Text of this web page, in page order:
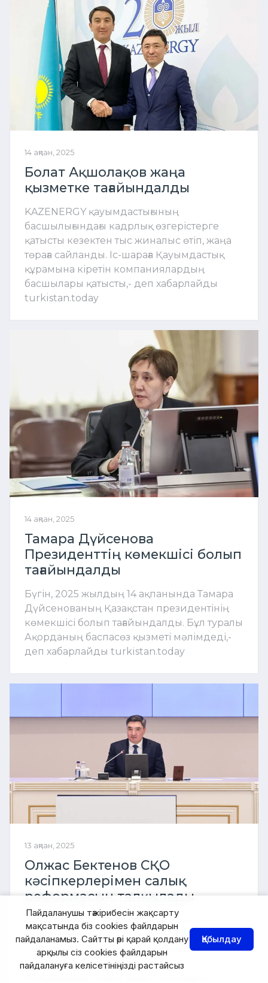
Пайдаланушы тәжірибесін жақсарту
мақсатында біз cookies файлдарын
пайдаланамыз. Сайтты әрі қарай қолдану
арқылы сіз cookies файлдарын
пайдалануға келісетініңізді растайсыз
Қабылдау
14 ақпан, 2025
Болат Ақшолақов жаңа
қызметке тағайындалды
KAZENERGY қауымдастығының
басшылығындағы кадрлық өзгерістерге
қатысты кезектен тыс жиналыс өтіп, жаңа
төраға сайланды. Іс-шараға Қауымдастық
құрамына кіретін компаниялардың
басшылары қатысты,- деп хабарлайды
turkistan.today
14 ақпан, 2025
Тамара Дүйсенова
Президенттің көмекшісі болып
тағайындалды
Бүгін, 2025 жылдың 14 ақпанында Тамара
Дүйсенованың Қазақстан президентінің
көмекшісі болып тағайындалды. Бұл туралы
Ақорданың баспасөз қызметі мәлімдеді,-
деп хабарлайды turkistan.today
13 ақпан, 2025
Олжас Бектенов СҚО
кәсіпкерлерімен салық
реформасын талқылады
Петропавлда өткен Премьер-министр
Олжас Бектеновтің бизнес қоғамдастықпен
кездесуіне кәсіпкерліктің әртүрлі
салаларының 60-қа жуық өкілі,